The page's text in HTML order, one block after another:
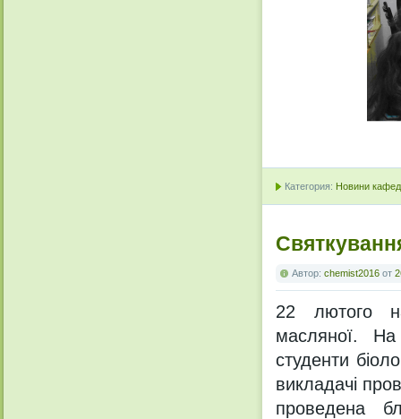
Категория: Новини
Автор: chemist2016 от
22 лютого на
масляної.
студенти
викладачі
проведена